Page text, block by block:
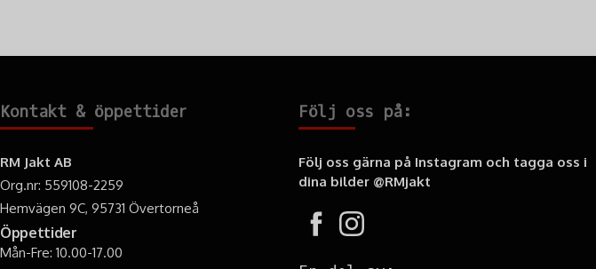
Kontakt & öppettider
RM Jakt AB
Org.nr: 559108-2259
Hemvägen 9C, 95731 Övertorneå
Öppettider
Mån-Fre: 10.00-17.00
Följ oss på:
Följ oss gärna på Instagram och tagga oss i
dina bilder @RMjakt